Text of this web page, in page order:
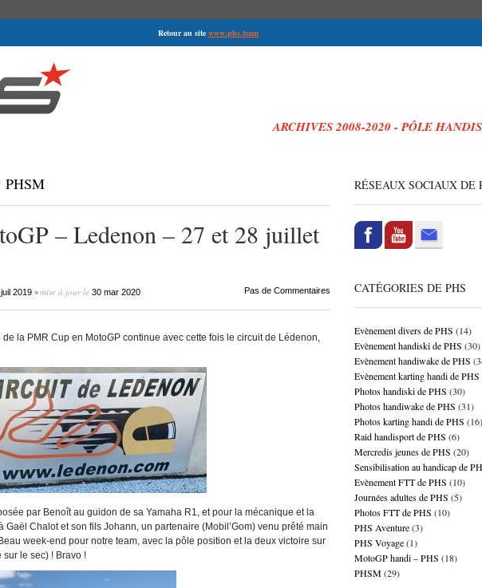
Retour au site www.phs.team
ARCHIVES 2008-2020 - PÔLE
PHSM
– Ledenon – 27 et 28 juillet
2019• mise à jour le 30 mar 2020 Pas de Commentaires
de la PMR Cup en MotoGP continue avec cette fois le circuit de Lédenon,
par Benoît au guidon de sa Yamaha R1, et pour la mécanique et la
Gaël Chalot et son fils Johann, un partenaire (Mobil’Gom) venu prêté main
week-end pour notre team, avec la pôle position et la deux victoire sur
sur le sec) ! Bravo !
RÉSEAUX SOCIAUX DE
CATÉGORIES DE PHS
Evènement divers de PHS (14)
Evènement handiski de PHS (30)
Evènement handiwake de PHS
Evènement karting handi de PHS
Photos handiski de PHS (30)
Photos handiwake de PHS (31)
Photos karting handi de PHS (16)
Raid handisport de PHS (6)
Mercredis jeunes de PHS (20)
Sensibilisation au handicap de
Evènement FTT de PHS (10)
Journées adultes de PHS (5)
Photos FTT de PHS (10)
PHS Aventure(3)
PHS Voyage(1)
MotoGP handi – PHS (18)
PHSM(29)